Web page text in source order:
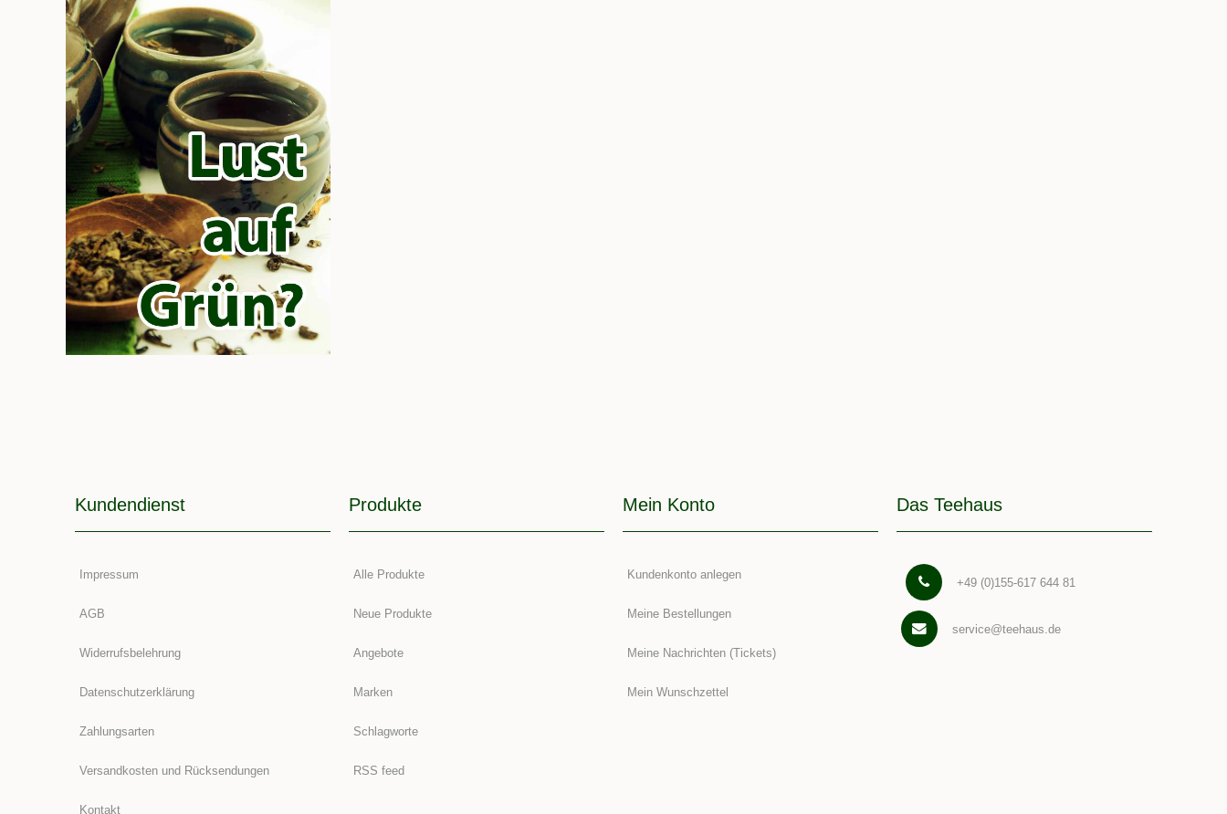
Kundendienst
Impressum
AGB
Widerrufsbelehrung
Datenschutzerklärung
Zahlungsarten
Versandkosten und Rücksendungen
Kontakt
Produkte
Alle Produkte
Neue Produkte
Angebote
Marken
Schlagworte
RSS feed
Mein Konto
Kundenkonto anlegen
Meine Bestellungen
Meine Nachrichten (Tickets)
Mein Wunschzettel
Das Teehaus
+49 (0)155-617 644 81
service@teehaus.de